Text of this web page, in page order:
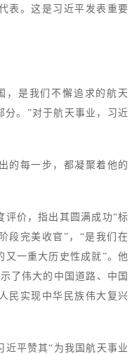
表。这是习近平发表重要
是我们不懈追求的航天
分。”对于航天事业，习近
每一步，都凝聚着他的
价，指出其圆满成功“标
段完美收官”，“是我们在
又一重大历史性成就”。他
了伟大的中国道路、中国
民实现中华民族伟大复兴
平赞其“为我国航天事业